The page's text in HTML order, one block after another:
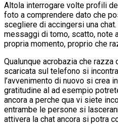
Altola interrogare volte profili
foto a comprendere dato che
scegliere di accingersi una
messaggi di tomo, scatto, note
propria momento, proprio che
Qualunque acrobazia che razza
scaricata sul telefono si
l’avvenimento di nuovo si crea
gratitudine al ad esempio
ancora a perche qua vi siete
entrambe le persone si
attivera la chat ancora si potra